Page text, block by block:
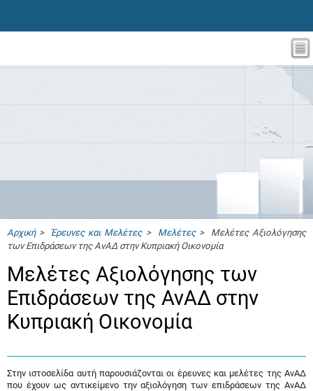
Αρχική>Έρευνες και Μελέτες> Μελέτες> Μελέτες Αξιολόγησης
των Επιδράσεων της ΑνΑΔ στην Κυπριακή Οικονομία
Μελέτες Αξιολόγησης των
Επιδράσεων της ΑνΑΔ στην
Κυπριακή Οικονομία
Στην ιστοσελίδα αυτή παρουσιάζονται οι έρευνες και μελέτες της ΑνΑΔ
που έχουν ως αντικείμενο την αξιολόγηση των επιδράσεων της ΑνΑΔ